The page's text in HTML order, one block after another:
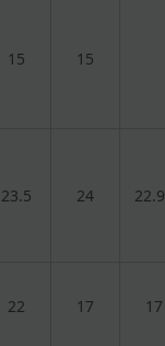
15 15
23.5 24
22 17 17